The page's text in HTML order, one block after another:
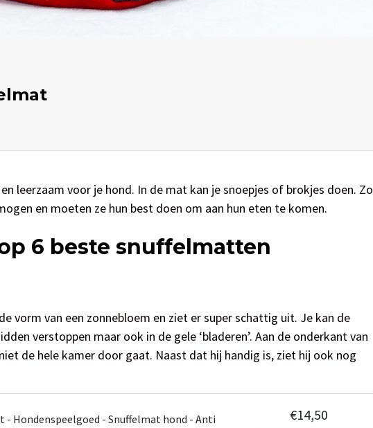
leerzaam voor je hond. In de mat kan je snoepjes of brokjes doen. Zo
en moeten ze hun best doen om aan hun eten te komen.
6 beste snuffelmatten
vorm van een zonnebloem en ziet er super schattig uit. Je kan de
verstoppen maar ook in de gele ‘bladeren’. Aan de onderkant van
de hele kamer door gaat. Naast dat hij handig is, ziet hij ook nog
- Hondenspeelgoed - Snuffelmat hond - Anti
€14,50